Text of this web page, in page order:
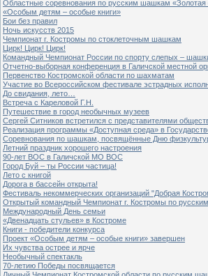
Областные соревнования по русским шашкам «Золотая
«Особым детям – особые книги»
Бои без правил
Ночь искусств 2015
Чемпионат г. Костромы по стоклеточным шашкам
Цирк! Цирк! Цирк!
Командный Чемпионат России по спорту слепых –
Отчетно-выборная конференция в Галичской местной
Первенство Костромской области по шахматам
Участие во Всероссийском фестивале эстрадных
До свидания, лето…
Встреча с Кареловой Г.Н.
Путешествие в город необычных музеев
Сергей Ситников встретился с представителями
Реализация программы «Доступная среда» в
Соревнования по шашкам, посвящённые Дню
Летний праздник хорошего настроения
90-лет ВОС в Галичской МО ВОС
Город Буй – ты России частица!
Лето с книгой
Дорога в бассейн открыта!
Фестиваль некоммерческих организаций "Добрая
Открытый командный Чемпионат г. Костромы по
Международный День семьи
«Двенадцать стульев» в Костроме
Книги - победители конкурса
Проект «Особым детям – особые книги» завершен
Их чувства острее и ярче
Необычный спектакль
70-летию Победы посвящается